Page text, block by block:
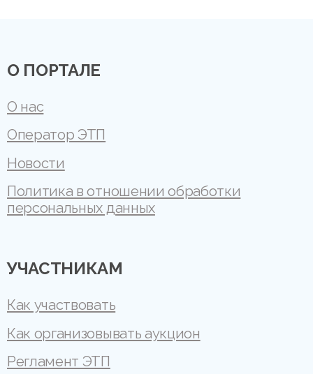
О ПОРТАЛЕ
О нас
Оператор ЭТП
Новости
Политика в отношении обработки
персональных данных
УЧАСТНИКАМ
Как участвовать
Как организовывать аукцион
Регламент ЭТП